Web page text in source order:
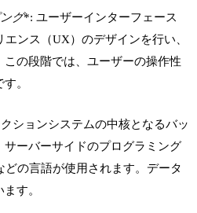
グ*: ユーザーインターフェース
エンス（UX）のデザインを行い、
の段階では、ユーザーの操作性
。
ションシステムの中核となるバッ
サーバーサイドのプログラミング
どの言語が使用されます。データ
す。